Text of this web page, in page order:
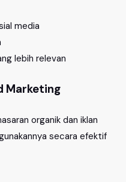
media
lebih relevan
Marketing
organik dan iklan
secara efektif